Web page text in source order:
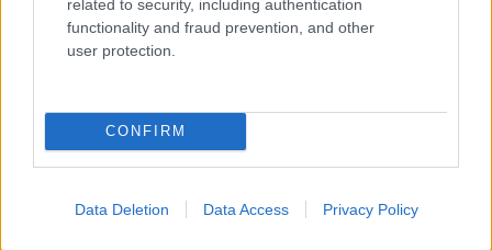
related to security, including authentication
functionality and fraud prevention, and other
user protection.
CONFIRM
Data Deletion Data Access Privacy Policy
La salute mentale delle mamme: perché è importante
parlarne